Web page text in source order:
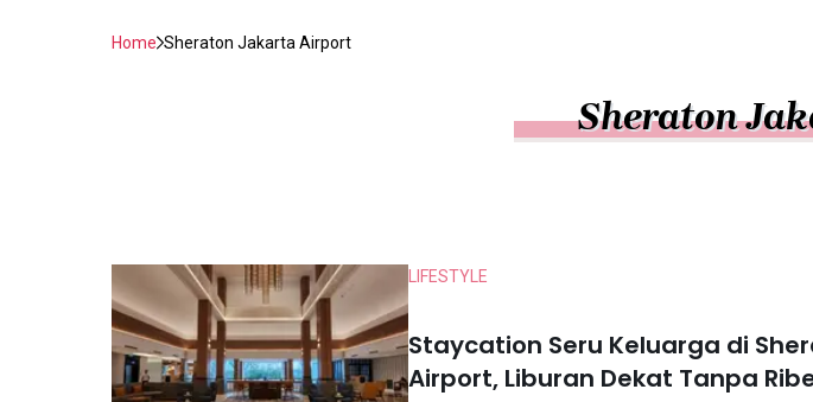
Home Sheraton Jakarta Airport
Sheraton
LIFESTYLE
Staycation Seru Keluarga di
Airport, Liburan Dekat Tanpa